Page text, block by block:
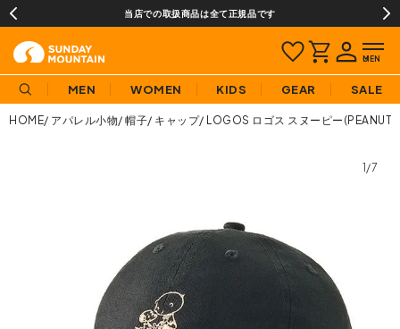
当店での取扱商品は全て正規品です
MEN WOMEN KIDS GEAR SALE
HOME アパレル小物 帽子 キャップ LOGOS ロゴス スヌーピー
1/7